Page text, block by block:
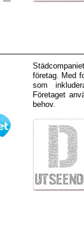
företag. Med
som
Företaget
behov.